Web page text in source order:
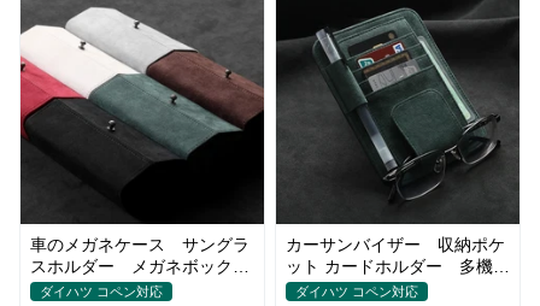
車のメガネケース サングラ
スホルダー メガネボック
ス 収納ポケット オシャレ
ダイハツ コペン対応
カーサンバイザー 収納ポケ
ット カードホルダー 多機能
ポケット 小物入れ
ダイハツ コペン対応